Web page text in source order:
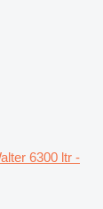
6300 ltr -